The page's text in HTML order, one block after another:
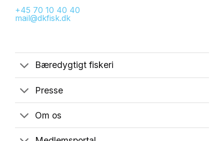
+45 70 10 40 40
mail@dkfisk.dk
Bæredygtigt fiskeri
Presse
Om os